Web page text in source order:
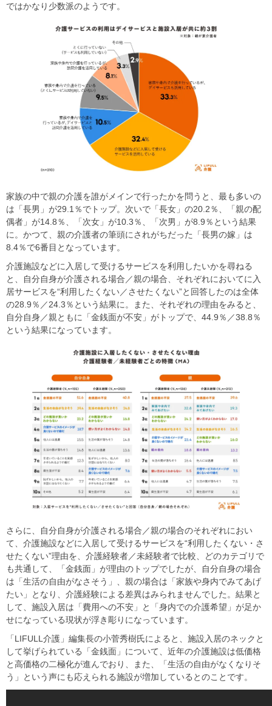
ではかなり少数派のようです。
家族の中で親の介護を誰がメインで行ったかを問うと、最も多いの
は「長男」が29.1％でトップ。次いで「長女」の20.2％、「親の配
偶者」が14.8％、「次女」が10.3％、「次男」が8.9％という結果
に。かつて、親の介護者の筆頭にされがちだった「長男の嫁」は
8.4％で6番目となっています。
介護施設などに入居して受けるサービスを利用したいかを尋ねる
と、自分自身が介護される場合／親の場合、それぞれにおいてに入
居サービスを“利用したくない／させたくない”と回答したのは全体
の28.9％／24.3％という結果に。また、それぞれの理由をみると、
自分自身／親ともに「金銭面が不安」がトップで、44.9％／38.8％
という結果になっています。
さらに、自分自身が介護される場合／親の場合のそれぞれにおい
て、介護施設などに入居して受けるサービスを“利用したくない・さ
せたくない”理由を、介護経験者／未経験者で比較、どのカテゴリで
も共通して、「金銭面」が理由のトップでしたが、自分自身の場合
は「生活の自由がなさそう」、親の場合は「家族や身内でみてあげ
たい」となり、介護経験による差異はみられませんでした。結果と
して、施設入居は「費用への不安」と「身内での介護希望」が足か
せになっている現状が浮き彫りになっています。
「LIFULL介護」編集長の小菅秀樹氏によると、施設入居のネックと
して挙げられている「金銭面」について、近年の介護施設は低価格
と高価格の二極化が進んでおり、また、「生活の自由がなくなりそ
う」という声にも応えられる施設が増加しているとのことです。